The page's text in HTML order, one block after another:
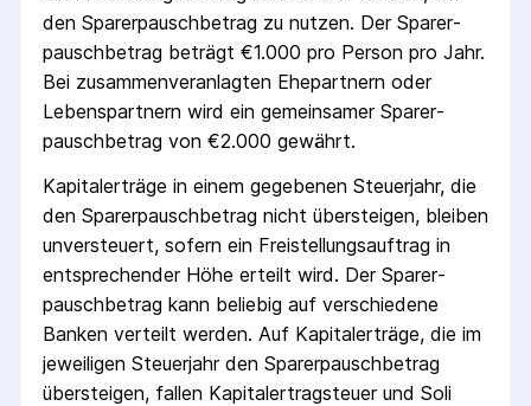
den Sparer­pausch­betrag zu nutzen. Der Sparer­
pausch­betrag beträgt €1.000 pro Person pro Jahr.
Bei zusammenveranlagten Ehepartnern oder
Lebenspartnern wird ein gemeinsamer Sparer­
pausch­betrag von €2.000 gewährt.
Kapitalerträge in einem gegebenen Steuerjahr, die
den Sparer­pausch­betrag nicht übersteigen, bleiben
unversteuert, sofern ein Freistellungs­auftrag in
entsprechender Höhe erteilt wird. Der Sparer­
pausch­betrag kann beliebig auf verschiedene
Banken verteilt werden. Auf Kapitalerträge, die im
jeweiligen Steuerjahr den Sparer­pausch­betrag
übersteigen, fallen Kapital­ertrag­steuer und Soli